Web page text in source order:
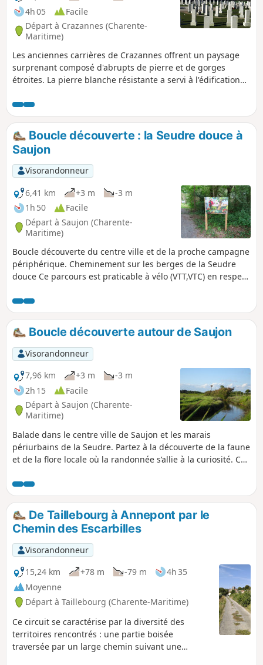
4h 05
Facile
Départ à Crazannes (Charente-
Maritime)
Les anciennes carrières de Crazannes offrent un paysage
surprenant composé d'abrupts de pierre et de gorges
étroites. La pierre blanche résistante a servi à l'édification
Boyard.Les Lapidiales est un lieu qui offre aux visiteurs un
musée à ciel ouvert, accès libre et gratuit, où les
excavations laissées par les carriers donnent l’impression
de se retrouver au milieu d’un labyrinthe géant et où l’on se
plait à découvrir les sculptures.
Boucle découverte : la Seudre douce à
Saujon
Visorandonneur
6,41 km
+3 m
-3 m
1h 50
Facile
Départ à Saujon (Charente-
Maritime)
Boucle découverte du centre ville et de la proche campagne
périphérique. Cheminement sur les berges de la Seudre
douce Ce parcours est praticable à vélo (VTT,VTC) en respect
Boucle découverte autour de Saujon
Visorandonneur
7,96 km
+3 m
-3 m
2h 15
Facile
Départ à Saujon (Charente-
Maritime)
Balade dans le centre ville de Saujon et les marais
périurbains de la Seudre. Partez à la découverte de la faune
et de la flore locale où la randonnée s’allie à la curiosité. Ce
code de la route.
De Taillebourg à Annepont par le
Chemin des Escarbilles
Visorandonneur
15,24 km
+78 m -79 m
4h 35
Moyenne
Départ à Taillebourg (Charente-Maritime)
Ce circuit se caractérise par la diversité des
territoires rencontrés : une partie boisée
traversée par un large chemin suivant une